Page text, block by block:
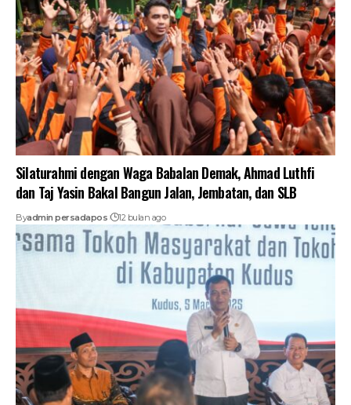
Silaturahmi dengan Waga Babalan Demak, Ahmad Luthfi
dan Taj Yasin Bakal Bangun Jalan, Jembatan, dan SLB
Byadmin persadapos 12 bulan ago